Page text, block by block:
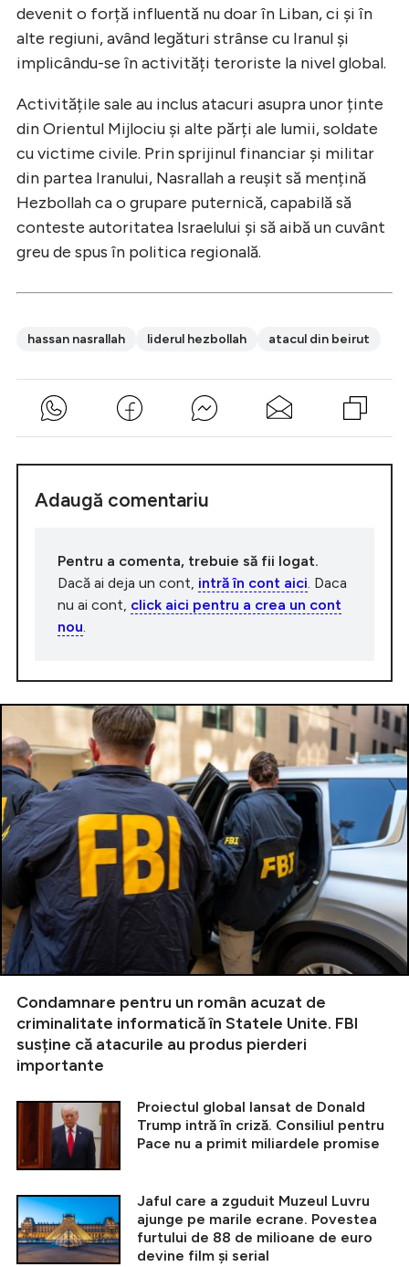
devenit o forță influentă nu doar în Liban, ci și în
alte regiuni, având legături strânse cu Iranul și
implicându-se în activități teroriste la nivel global.
Activitățile sale au inclus atacuri asupra unor ținte
din Orientul Mijlociu și alte părți ale lumii, soldate
cu victime civile. Prin sprijinul financiar și militar
din partea Iranului, Nasrallah a reușit să mențină
Hezbollah ca o grupare puternică, capabilă să
conteste autoritatea Israelului și să aibă un cuvânt
greu de spus în politica regională.
hassan nasrallah liderul hezbollah atacul din beirut
Adaugă comentariu
Pentru a comenta, trebuie să fii logat.
Dacă ai deja un cont, intră în cont aici . Daca
nu ai cont, click aici pentru a crea un cont
nou
Condamnare pentru un român acuzat de
criminalitate informatică în Statele Unite. FBI
susține că atacurile au produs pierderi
importante
Proiectul global lansat de Donald
Trump intră în criză. Consiliul pentru
Pace nu a primit miliardele promise
Jaful care a zguduit Muzeul Luvru
ajunge pe marile ecrane. Povestea
furtului de 88 de milioane de euro
devine film și serial